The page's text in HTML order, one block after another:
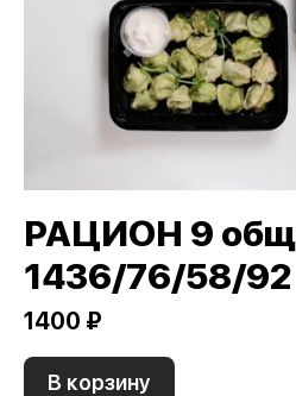
РАЦИОН 9
1436/76/58/92
1400 ₽
В корзину